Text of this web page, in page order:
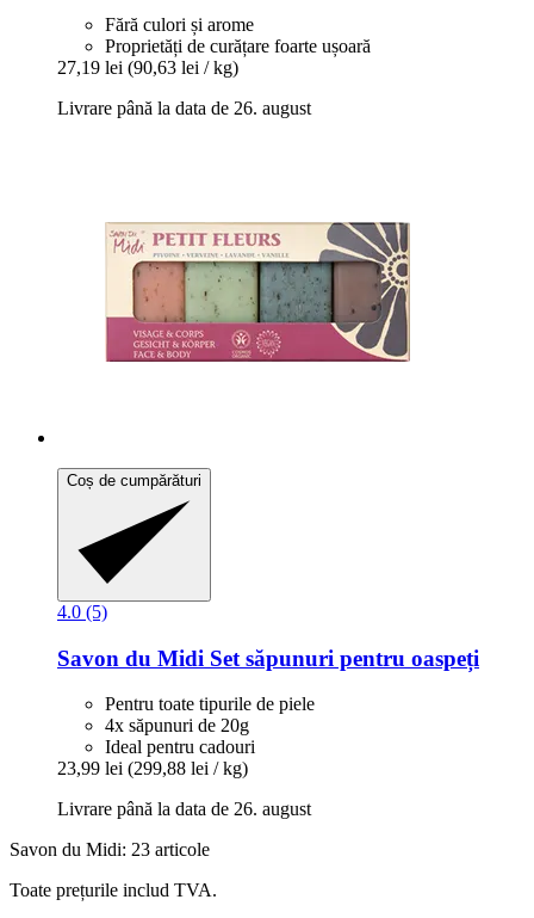
Fără culori și arome
Proprietăți de curățare foarte ușoară
27,19 lei (90,63 lei / kg)
Livrare până la data de 26. august
Coș de cumpărături
4.0 (5)
Savon du Midi Set săpunuri pentru oaspeți
Pentru toate tipurile de piele
4x săpunuri de 20g
Ideal pentru cadouri
23,99 lei (299,88 lei / kg)
Livrare până la data de 26. august
Savon du Midi: 23 articole
Toate prețurile includ TVA.